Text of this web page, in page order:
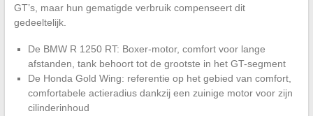
GT’s, maar hun gematigde verbruik compenseert dit
gedeeltelijk.
De BMW R 1250 RT: Boxer-motor, comfort voor lange
afstanden, tank behoort tot de grootste in het GT-segment
De Honda Gold Wing: referentie op het gebied van comfort,
comfortabele actieradius dankzij een zuinige motor voor zijn
cilinderinhoud